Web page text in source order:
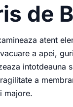
de
atent
a apei,
intotdeauna
a
majore.